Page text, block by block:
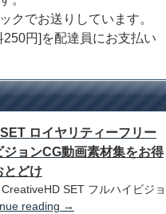
クでお送りしています。
円]を配達員にお支払い
ロイヤリティーフリー
ジョンCG動画素材集をお得
とどけ
SET フルハイビジョ
reading →